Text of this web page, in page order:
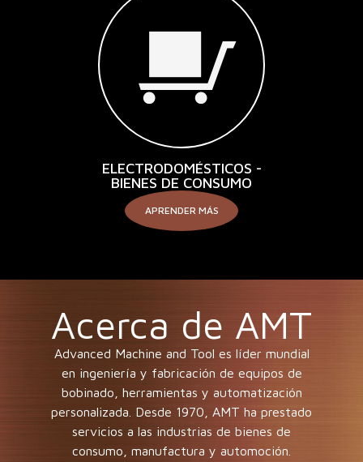
ELECTRODOMÉSTICOS -
BIENES DE CONSUMO
APRENDER MÁS
Acerca de AMT
Advanced Machine and Tool es líder mundial
en ingeniería y fabricación de equipos de
bobinado, herramientas y automatización
personalizada. Desde 1970, AMT ha prestado
servicios a las industrias de bienes de
consumo, manufactura y automoción.